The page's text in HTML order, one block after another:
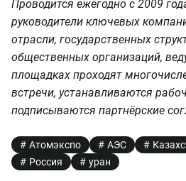
Проводится ежегодно с 2009
руководители ключевых
отрасли, государственных
общественных организаций,
площадках проходят
встречи, устанавливаются
подписываются партнёрские
Атомэкспо АЭС
Россия
уран